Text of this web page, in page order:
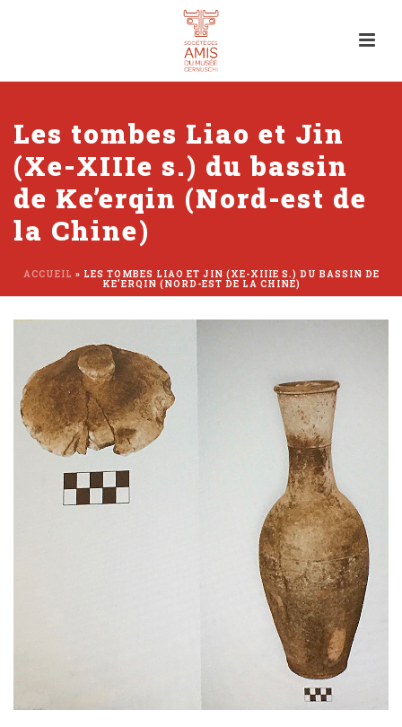
Les tombes Liao et Jin
(Xe-XIIIe s.) du bassin
de Ke’erqin (Nord-est de
la Chine)
ACCUEIL » LES TOMBES LIAO ET JIN (XE-XIIIE S.) DU BASSIN DE
KE’ERQIN (NORD-EST DE LA CHINE)